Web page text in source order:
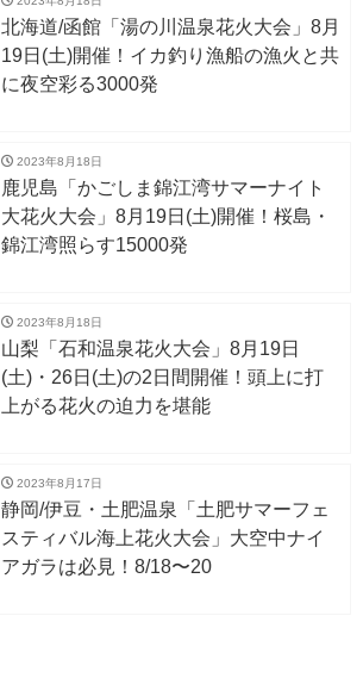
北海道/函館「湯の川温泉花火大会」8月
19日(土)開催！イカ釣り漁船の漁火と共
に夜空彩る3000発
2023年8月18日
鹿児島「かごしま錦江湾サマーナイト
大花火大会」8月19日(土)開催！桜島・
錦江湾照らす15000発
2023年8月18日
山梨「石和温泉花火大会」8月19日
(土)・26日(土)の2日間開催！頭上に打
上がる花火の迫力を堪能
2023年8月17日
静岡/伊豆・土肥温泉「土肥サマーフェ
スティバル海上花火大会」大空中ナイ
アガラは必見！8/18〜20